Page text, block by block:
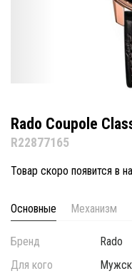
Rado Coupole
R22877165
Товар скоро появится в
Основные Механизм
Бренд
Rado
Для кого